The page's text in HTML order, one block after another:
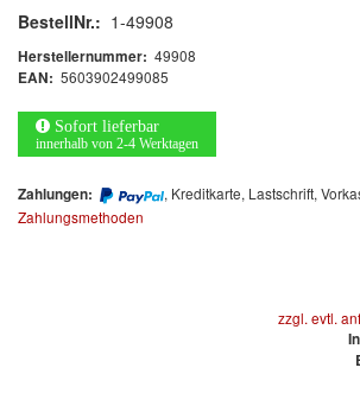
Reinigen
Arbeitsschutz
Luftfilter
Restposten
BestellNr.: 1-49908
Herstellernummer: 49908
EAN: 5603902499085
Sofort lieferbar
innerhalb von 2-4 Werktagen
Zahlungen: , Kreditkarte, Lastschrift,
Zahlungsmethoden
zzgl. evtl.